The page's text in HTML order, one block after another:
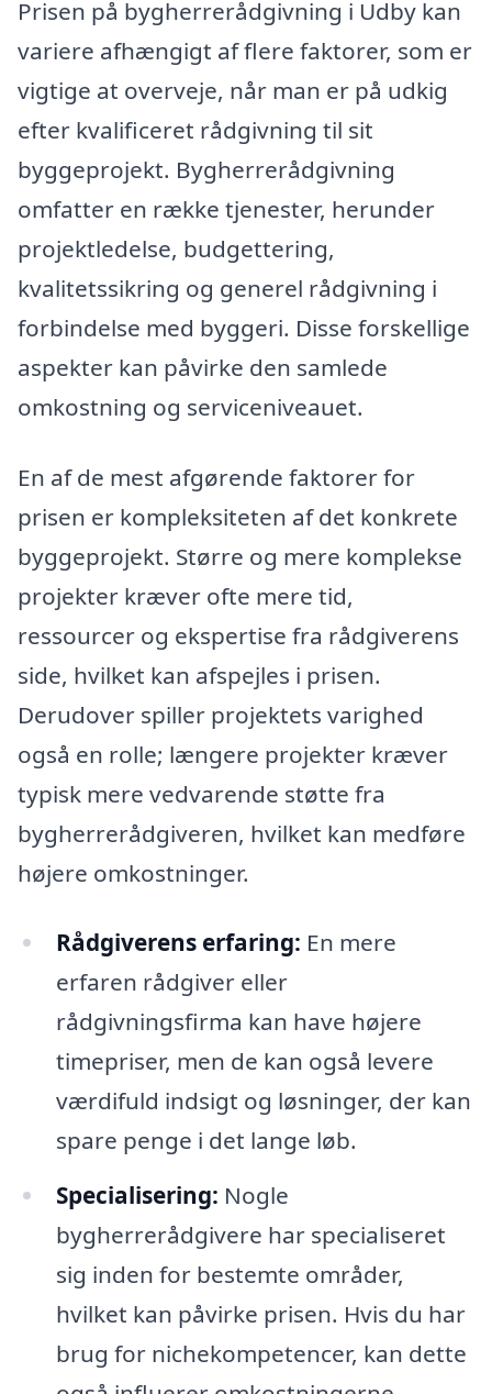
Prisen på bygherrerådgivning i Udby kan
variere afhængigt af flere faktorer, som er
vigtige at overveje, når man er på udkig
efter kvalificeret rådgivning til sit
byggeprojekt. Bygherrerådgivning
omfatter en række tjenester, herunder
projektledelse, budgettering,
kvalitetssikring og generel rådgivning i
forbindelse med byggeri. Disse forskellige
aspekter kan påvirke den samlede
omkostning og serviceniveauet.
En af de mest afgørende faktorer for
prisen er kompleksiteten af det konkrete
byggeprojekt. Større og mere komplekse
projekter kræver ofte mere tid,
ressourcer og ekspertise fra rådgiverens
side, hvilket kan afspejles i prisen.
Derudover spiller projektets varighed
også en rolle; længere projekter kræver
typisk mere vedvarende støtte fra
bygherrerådgiveren, hvilket kan medføre
højere omkostninger.
Rådgiverens erfaring: En mere
erfaren rådgiver eller
rådgivningsfirma kan have højere
timepriser, men de kan også levere
værdifuld indsigt og løsninger, der kan
spare penge i det lange løb.
Specialisering: Nogle
bygherrerådgivere har specialiseret
sig inden for bestemte områder,
hvilket kan påvirke prisen. Hvis du har
brug for nichekompetencer, kan dette